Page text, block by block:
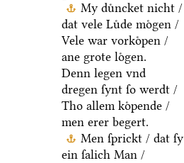
My duͤncket nicht /
dat vele Luͤde moͤgen /
Vele war vorkoͤpen /
ane grote loͤgen.
Denn legen vnd
dregen ſynt ſo werdt /
Tho allem koͤpende /
men erer begert.
Men ſprickt / dat ſy
ein ſalich Man /